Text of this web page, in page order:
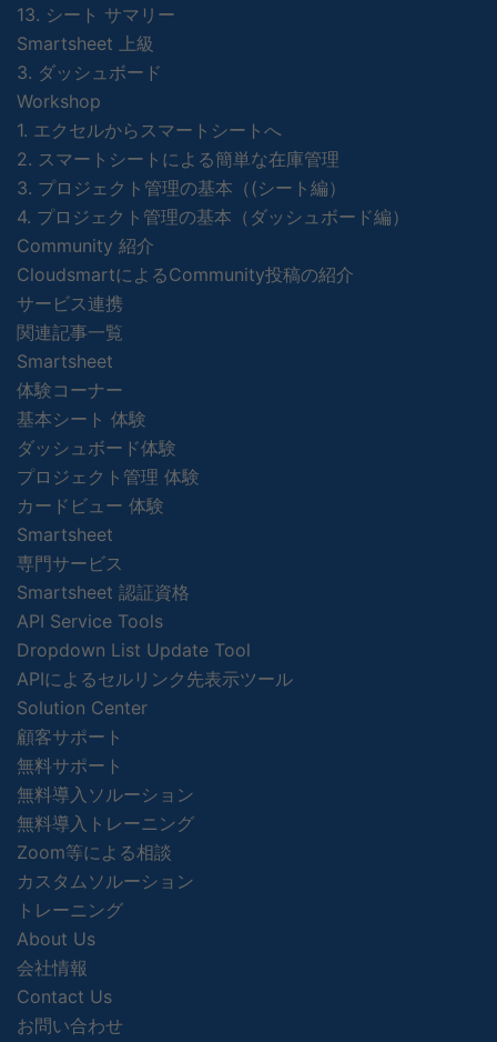
13. シート サマリー
Smartsheet 上級
3. ダッシュボード
Workshop
1. エクセルからスマートシートへ
2. スマートシートによる簡単な在庫管理
3. プロジェクト管理の基本（(シート編）
4. プロジェクト管理の基本（ダッシュボード編）
Community 紹介
CloudsmartによるCommunity投稿の紹介
サービス連携
関連記事一覧
Smartsheet
体験コーナー
基本シート 体験
ダッシュボード体験
プロジェクト管理 体験
カードビュー 体験
Smartsheet
専門サービス
Smartsheet 認証資格
API Service Tools
Dropdown List Update Tool
APIによるセルリンク先表示ツール
Solution Center
顧客サポート
無料サポート
無料導入ソルーション
無料導入トレーニング
Zoom等による相談
カスタムソルーション
トレーニング
About Us
会社情報
Contact Us
お問い合わせ